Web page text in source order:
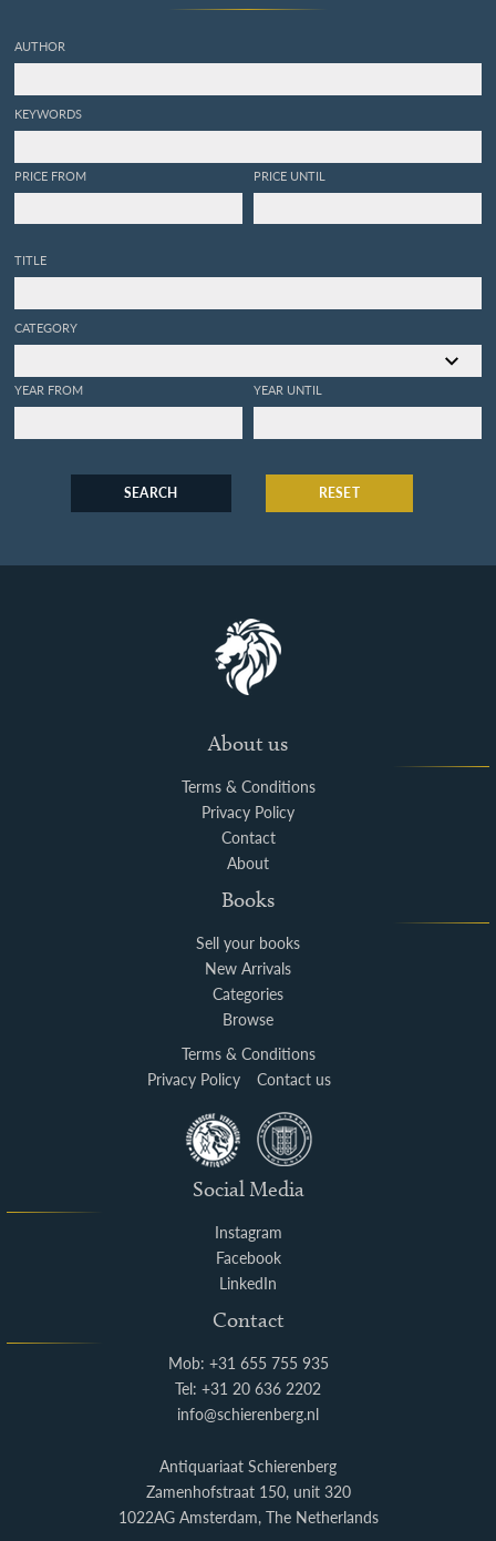
AUTHOR
KEYWORDS
PRICE FROM PRICE UNTIL
TITLE
CATEGORY
YEAR FROM YEAR UNTIL
SEARCH RESET
About us
Terms & Conditions
Privacy Policy
Contact
About
Books
Sell your books
New Arrivals
Categories
Browse
Terms & Conditions
Privacy Policy
Contact us
Social Media
Instagram
Facebook
LinkedIn
Contact
Mob: +31 655 755 935
Tel: +31 20 636 2202
info@schierenberg.nl
Antiquariaat Schierenberg
Zamenhofstraat 150, unit 320
1022AG Amsterdam, The Netherlands